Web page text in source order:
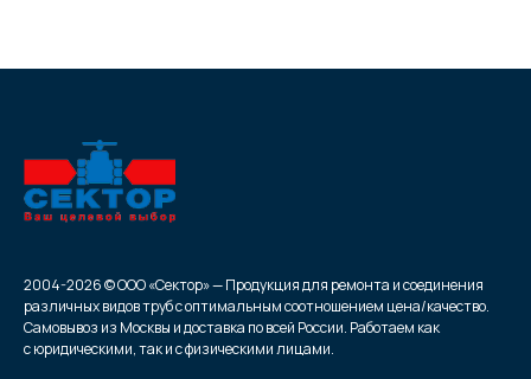
2004-2026 © ООО «Сектор» — Продукция для ремонта и соединения
различных видов труб с оптимальным соотношением цена/качество.
Самовывоз из Москвы и доставка по всей России. Работаем как
с юридическими, так и с физическими лицами.